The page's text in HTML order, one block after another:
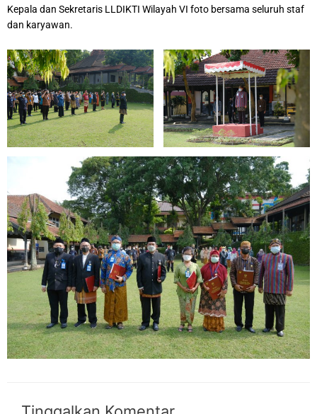
Kepala dan Sekretaris LLDIKTI Wilayah VI foto bersama seluruh staf
dan karyawan.